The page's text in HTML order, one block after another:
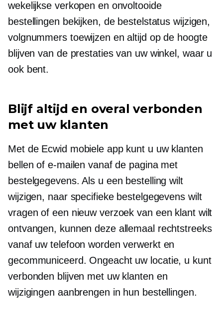
wekelijkse verkopen en onvoltooide
bestellingen bekijken, de bestelstatus wijzigen,
volgnummers toewijzen en altijd op de hoogte
blijven van de prestaties van uw winkel, waar u
ook bent.
Blijf altijd en overal verbonden
met uw klanten
Met de Ecwid mobiele app kunt u uw klanten
bellen of e-mailen vanaf de pagina met
bestelgegevens. Als u een bestelling wilt
wijzigen, naar specifieke bestelgegevens wilt
vragen of een nieuw verzoek van een klant wilt
ontvangen, kunnen deze allemaal rechtstreeks
vanaf uw telefoon worden verwerkt en
gecommuniceerd. Ongeacht uw locatie, u kunt
verbonden blijven met uw klanten en
wijzigingen aanbrengen in hun bestellingen.